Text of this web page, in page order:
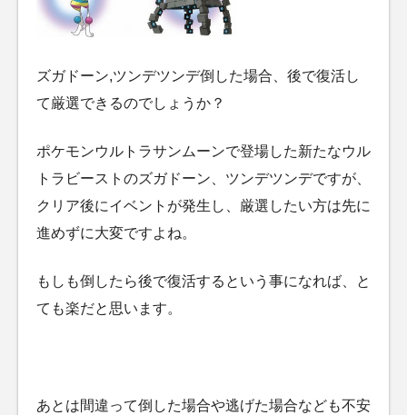
ズガドーン,ツンデツンデ倒した場合、後で復活し
て厳選できるのでしょうか？
ポケモンウルトラサンムーンで登場した新たなウル
トラビーストのズガドーン、ツンデツンデですが、
クリア後にイベントが発生し、厳選したい方は先に
進めずに大変ですよね。
もしも倒したら後で復活するという事になれば、と
ても楽だと思います。
あとは間違って倒した場合や逃げた場合なども不安